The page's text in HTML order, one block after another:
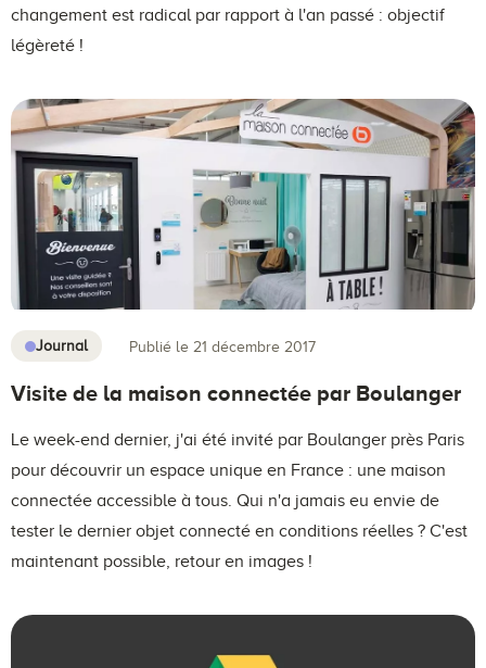
changement est radical par rapport à l'an passé : objectif
légèreté !
Journal Publié le 21 décembre 2017
Visite de la maison connectée par Boulanger
Le week-end dernier, j'ai été invité par Boulanger près Paris
pour découvrir un espace unique en France : une maison
connectée accessible à tous. Qui n'a jamais eu envie de
tester le dernier objet connecté en conditions réelles ? C'est
maintenant possible, retour en images !